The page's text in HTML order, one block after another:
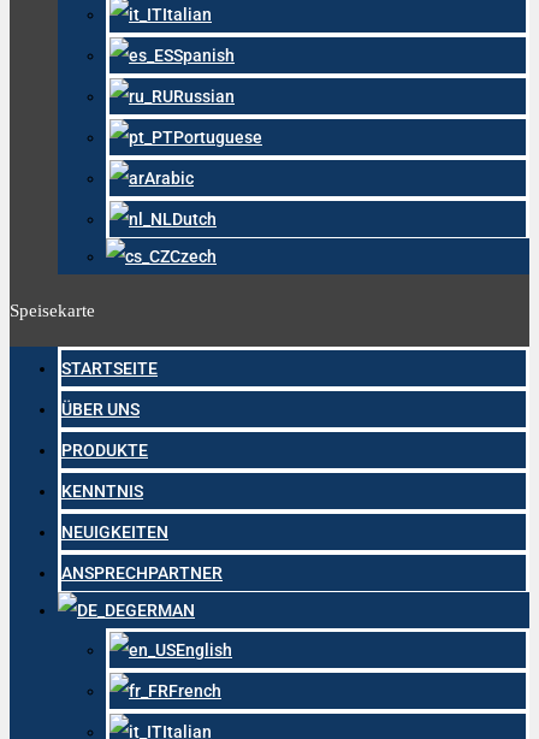
Italian
Spanish
Russian
Portuguese
Arabic
Dutch
Czech
Speisekarte
STARTSEITE
ÜBER UNS
PRODUKTE
KENNTNIS
NEUIGKEITEN
ANSPRECHPARTNER
GERMAN
English
French
Italian